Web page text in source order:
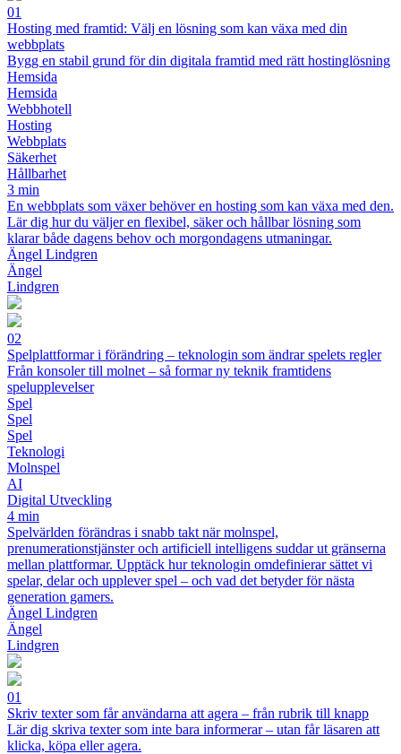
01
Hosting med framtid: Välj en lösning som kan växa med din
webbplats
Bygg en stabil grund för din digitala framtid med rätt hostinglösning
Hemsida
Hemsida
Webbhotell
Hosting
Webbplats
Säkerhet
Hållbarhet
3 min
En webbplats som växer behöver en hosting som kan växa med den.
Lär dig hur du väljer en flexibel, säker och hållbar lösning som
klarar både dagens behov och morgondagens utmaningar.
Ängel Lindgren
Ängel
Lindgren
02
Spelplattformar i förändring – teknologin som ändrar spelets regler
Från konsoler till molnet – så formar ny teknik framtidens
spelupplevelser
Spel
Spel
Spel
Teknologi
Molnspel
AI
Digital Utveckling
4 min
Spelvärlden förändras i snabb takt när molnspel,
prenumerationstjänster och artificiell intelligens suddar ut gränserna
mellan plattformar. Upptäck hur teknologin omdefinierar sättet vi
spelar, delar och upplever spel – och vad det betyder för nästa
generation gamers.
Ängel Lindgren
Ängel
Lindgren
01
Skriv texter som får användarna att agera – från rubrik till knapp
Lär dig skriva texter som inte bara informerar – utan får läsaren att
klicka, köpa eller agera.